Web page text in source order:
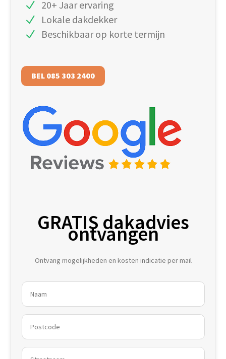
20+ Jaar ervaring
Lokale dakdekker
Beschikbaar op korte termijn
BEL 085 303 2400
GRATIS dakadvies
ontvangen
Ontvang mogelijkheden en kosten indicatie per mail